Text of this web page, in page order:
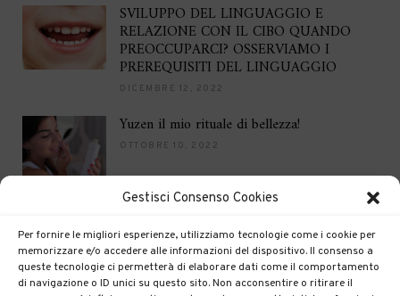
Gestisci Consenso Cookies
Per fornire le migliori esperienze, utilizziamo tecnologie come i cookie per
memorizzare e/o accedere alle informazioni del dispositivo. Il consenso a
queste tecnologie ci permetterà di elaborare dati come il comportamento
di navigazione o ID unici su questo sito. Non acconsentire o ritirare il
SVILUPPO DEL LINGUAGGIO E
RELAZIONE CON IL CIBO QUANDO
PREOCCUPARCI? OSSERVIAMO I
PREREQUISITI DEL LINGUAGGIO
DICEMBRE 12, 2022
Yuzen il mio rituale di bellezza!
OTTOBRE 10, 2022
DICEMBRE 16, 2021